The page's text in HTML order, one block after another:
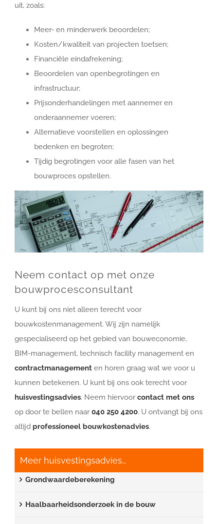
uit, zoals:
Meer- en minderwerk beoordelen;
Kosten/kwaliteit van projecten toetsen;
Financiële eindafrekening;
Beoordelen van openbegrotingen en
infrastructuur;
Prijsonderhandelingen met aannemer en
onderaannemer voeren;
Alternatieve voorstellen en oplossingen
bedenken en begroten;
Tijdig begrotingen voor alle fasen van het
bouwproces opstellen.
Neem contact op met onze
bouwprocesconsultant
U kunt bij ons niet alleen terecht voor
bouwkostenmanagement. Wij zijn namelijk
gespecialiseerd op het gebied van bouweconomie,
BIM-management, technisch facility management en
contractmanagement en horen graag wat we voor u
kunnen betekenen. U kunt bij ons ook terecht voor
huisvestingsadvies. Neem hiervoorcontact met ons
op door te bellen naar040 250 4200. U ontvangt bij ons
altijd professioneel bouwkostenadvies.
Meer huisvestingsadvies…
Grondwaardeberekening
Haalbaarheidsonderzoek in de bouw